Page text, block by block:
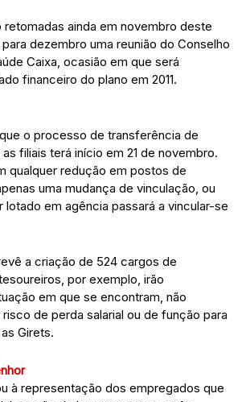
retomadas ainda em novembro deste
dezembro uma reunião do Conselho
Caixa, ocasião em que será
financeiro do plano em 2011.
o processo de transferência de
filiais terá início em 21 de novembro.
qualquer redução em postos de
uma mudança de vinculação, ou
lotado em agência passará a vincular-se
a criação de 524 cargos de
por exemplo, irão
em que se encontram, não
de perda salarial ou de função para
Girets.
à representação dos empregados que